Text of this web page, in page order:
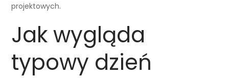
projektowych.
Jak wygląda
typowy dzień